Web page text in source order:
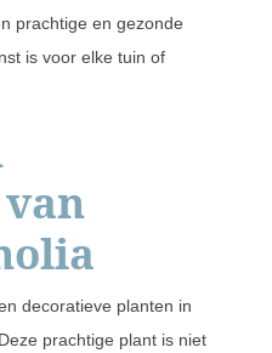
prachtige en gezonde
is voor elke tuin of
decoratieve planten in
prachtige plant is niet